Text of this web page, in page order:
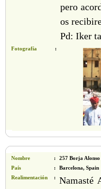
pero
os
Pd: Iker
Fotografía :
Nombre :
257 Borja
País
:
Barcelona, Spain
Realimentación
:
Namasté